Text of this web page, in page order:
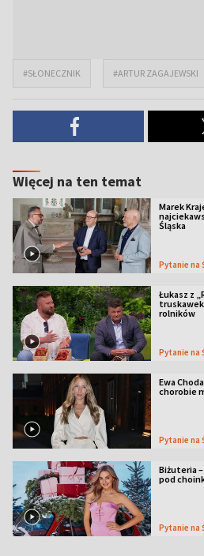
#SŁONECZNIK #ARTUR ZAGAJEWSKI
Więcej na ten temat
Marek
Śląska
Pytanie
Łukasz z
rolników
Pytanie
Ewa
chorobie
Pytanie
Biżuteria
pod
Pytanie